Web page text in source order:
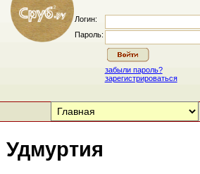
Логин:
Пароль:
забыли пароль?
зарегистрироваться
Удмуртия